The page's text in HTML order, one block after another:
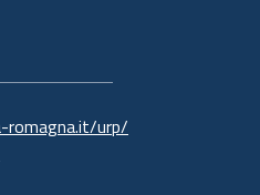
romagna.it/urp/